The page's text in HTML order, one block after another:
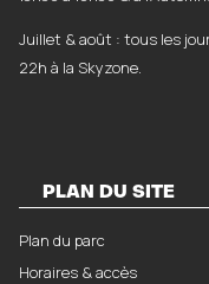
Juillet & août : tous les
22h à la Skyzone.
PLAN DU SITE
Plan du parc
Horaires & accès